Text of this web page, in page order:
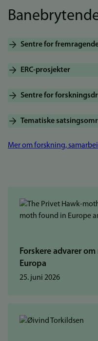
Sentre for
ERC-prosjekter
Sentre for
Tematiske
Mer om forskning,
Forskere advarer
Europa
25. juni 2026